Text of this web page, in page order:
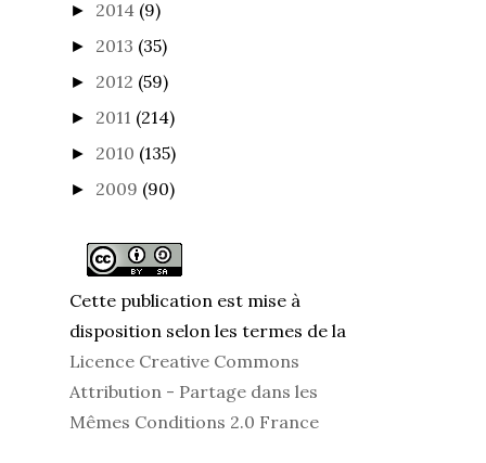
► 2014 (9)
► 2013 (35)
► 2012 (59)
► 2011 (214)
► 2010 (135)
► 2009 (90)
Cette publication est mise à
disposition selon les termes de la
Licence Creative Commons
Attribution - Partage dans les
Mêmes Conditions 2.0 France